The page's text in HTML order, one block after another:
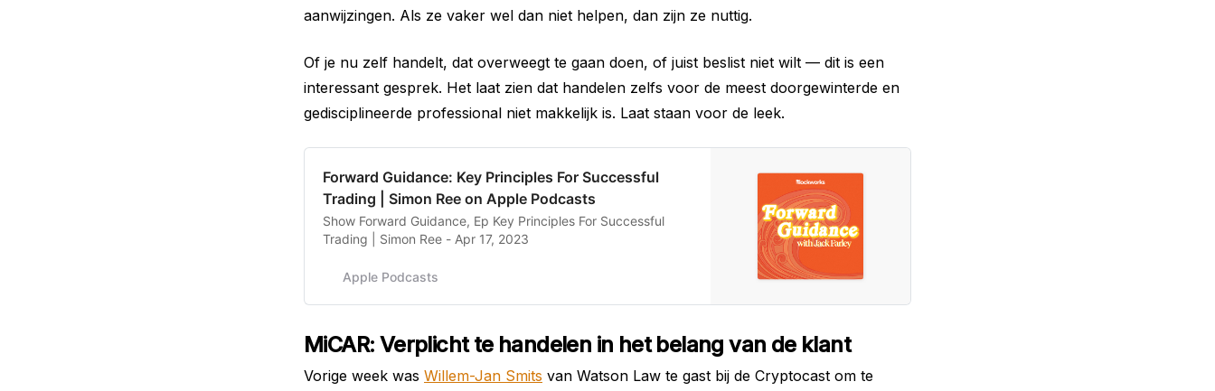
aanwijzingen. Als ze vaker wel dan niet helpen, dan zijn ze nuttig.
Of je nu zelf handelt, dat overweegt te gaan doen, of juist beslist niet wilt — dit is een
interessant gesprek. Het laat zien dat handelen zelfs voor de meest doorgewinterde en
gedisciplineerde professional niet makkelijk is. Laat staan voor de leek.
‎Forward Guidance: Key Principles For Successful
Trading | Simon Ree on Apple Podcasts
‎Show Forward Guidance, Ep Key Principles For Successful
Trading | Simon Ree - Apr 17, 2023
Apple Podcasts
MiCAR: Verplicht te handelen in het belang van de klant
Vorige week was Willem-Jan Smits van Watson Law te gast bij de Cryptocast om te